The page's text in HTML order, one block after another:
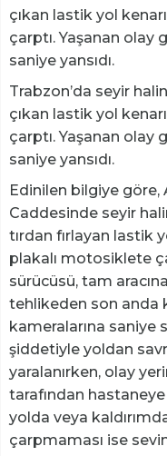
çıkan lastik yol
çarptı. Yaşanan olay
saniye yansıdı.
Trabzon’da seyir
çıkan lastik yol
çarptı. Yaşanan olay
saniye yansıdı.
Edinilen bilgiye göre,
Caddesinde seyir
tırdan fırlayan lastik
plakalı motosiklete
sürücüsü, tam
tehlikeden son anda
kameralarına saniye
şiddetiyle yoldan
yaralanırken, olay
tarafından
yolda veya
çarpmaması ise